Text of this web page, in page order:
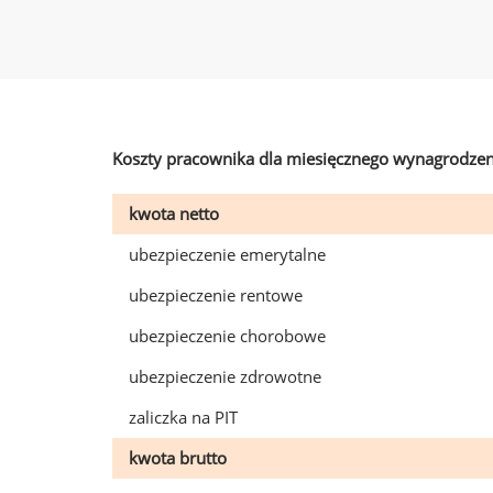
Koszty pracownika dla miesięcznego
kwota netto
ubezpieczenie emerytalne
ubezpieczenie rentowe
ubezpieczenie chorobowe
ubezpieczenie zdrowotne
zaliczka na PIT
kwota brutto